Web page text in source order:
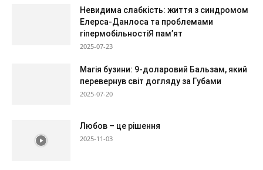
Невидима слабкість: життя з синдромом
Елерса-Данлоса та проблемами
гіпермобільностіЯ пам’ят
2025-07-23
Магія бузини: 9-доларовий Бальзам, який
перевернув світ догляду за Губами
2025-07-20
Любов – це рішення
2025-11-03